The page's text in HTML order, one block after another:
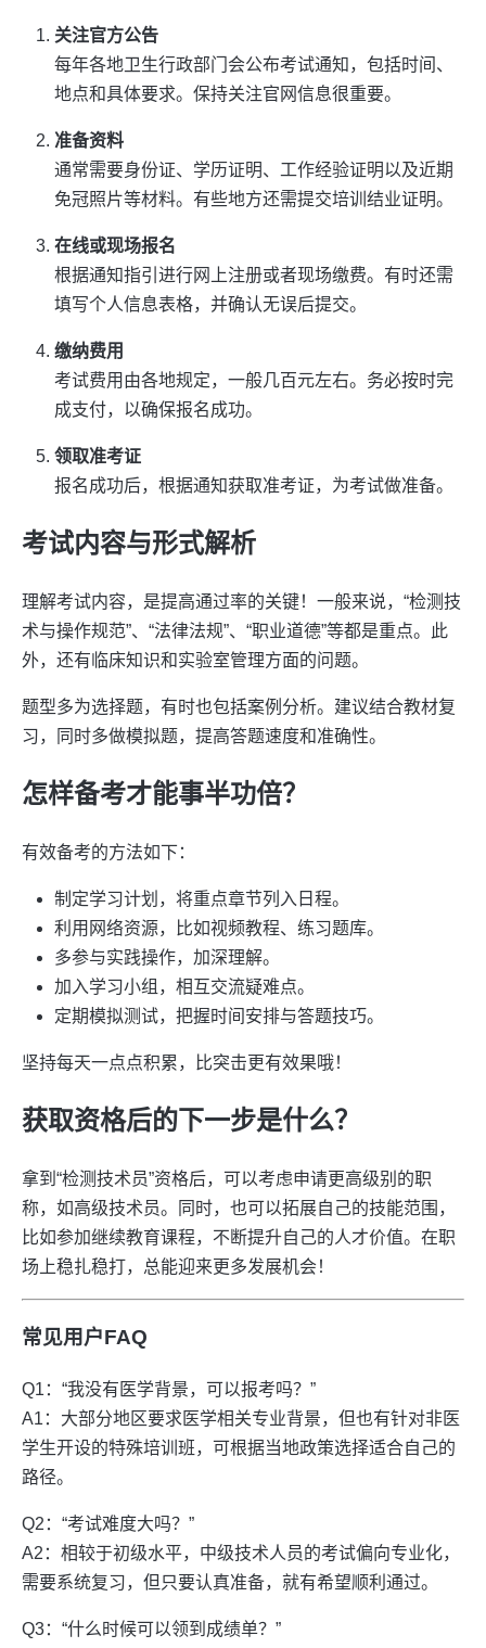
关注官方公告
每年各地卫生行政部门会公布考试通知，包括时间、
地点和具体要求。保持关注官网信息很重要。
准备资料
通常需要身份证、学历证明、工作经验证明以及近期
免冠照片等材料。有些地方还需提交培训结业证明。
在线或现场报名
根据通知指引进行网上注册或者现场缴费。有时还需
填写个人信息表格，并确认无误后提交。
缴纳费用
考试费用由各地规定，一般几百元左右。务必按时完
成支付，以确保报名成功。
领取准考证
报名成功后，根据通知获取准考证，为考试做准备。
考试内容与形式解析
理解考试内容，是提高通过率的关键！一般来说，“检测技
术与操作规范”、“法律法规”、“职业道德”等都是重点。此
外，还有临床知识和实验室管理方面的问题。
题型多为选择题，有时也包括案例分析。建议结合教材复
习，同时多做模拟题，提高答题速度和准确性。
怎样备考才能事半功倍？
有效备考的方法如下：
制定学习计划，将重点章节列入日程。
利用网络资源，比如视频教程、练习题库。
多参与实践操作，加深理解。
加入学习小组，相互交流疑难点。
定期模拟测试，把握时间安排与答题技巧。
坚持每天一点点积累，比突击更有效果哦！
获取资格后的下一步是什么？
拿到“检测技术员”资格后，可以考虑申请更高级别的职
称，如高级技术员。同时，也可以拓展自己的技能范围，
比如参加继续教育课程，不断提升自己的人才价值。在职
场上稳扎稳打，总能迎来更多发展机会！
常见用户FAQ
Q1：“我没有医学背景，可以报考吗？”
A1：大部分地区要求医学相关专业背景，但也有针对非医
学生开设的特殊培训班，可根据当地政策选择适合自己的
路径。
Q2：“考试难度大吗？”
A2：相较于初级水平，中级技术人员的考试偏向专业化，
需要系统复习，但只要认真准备，就有希望顺利通过。
Q3：“什么时候可以领到成绩单？”